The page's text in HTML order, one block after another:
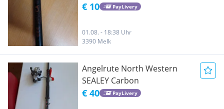
€ 10 PayLivery
01.08. - 18:38 Uhr
3390 Melk
Angelrute North Western
SEALEY Carbon
€ 40 PayLivery